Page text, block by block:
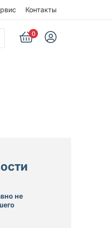
Контакты
0
не